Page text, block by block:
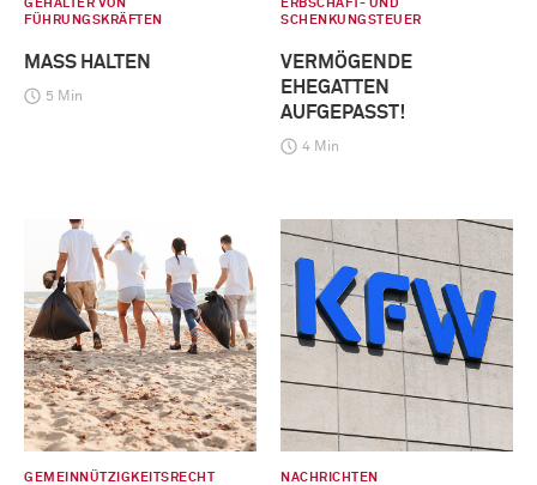
GEHÄLTER VON
FÜHRUNGSKRÄFTEN
MASS HALTEN
5 Min
ERBSCHAFT- UND
SCHENKUNGSTEUER
VERMÖGENDE
EHEGATTEN
AUFGEPASST!
4 Min
GEMEINNÜTZIGKEITSRECHT NACHRICHTEN